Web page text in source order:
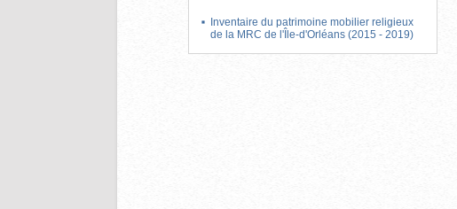
Inventaire du patrimoine mobilier religieux
de la MRC de l'Île-d'Orléans (2015 - 2019)